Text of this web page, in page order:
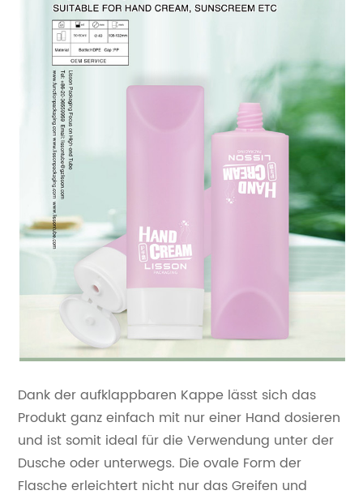
Dank der aufklappbaren Kappe lässt sich das
Produkt ganz einfach mit nur einer Hand dosieren
und ist somit ideal für die Verwendung unter der
Dusche oder unterwegs. Die ovale Form der
Flasche erleichtert nicht nur das Greifen und